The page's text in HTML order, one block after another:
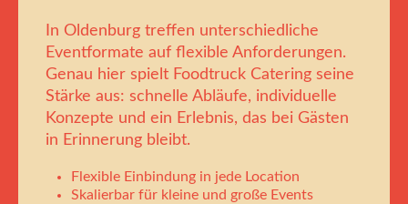
In Oldenburg treffen unterschiedliche
Eventformate auf flexible Anforderungen.
Genau hier spielt Foodtruck Catering seine
Stärke aus: schnelle Abläufe, individuelle
Konzepte und ein Erlebnis, das bei Gästen
in Erinnerung bleibt.
Flexible Einbindung in jede Location
Skalierbar für kleine und große Events